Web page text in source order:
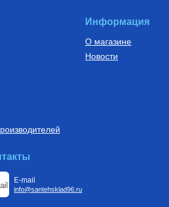
Информация
О магазине
Новости
E-mail
info@santehsklad96.ru